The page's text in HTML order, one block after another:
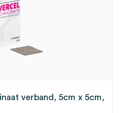
verband, 5cm x 5cm,